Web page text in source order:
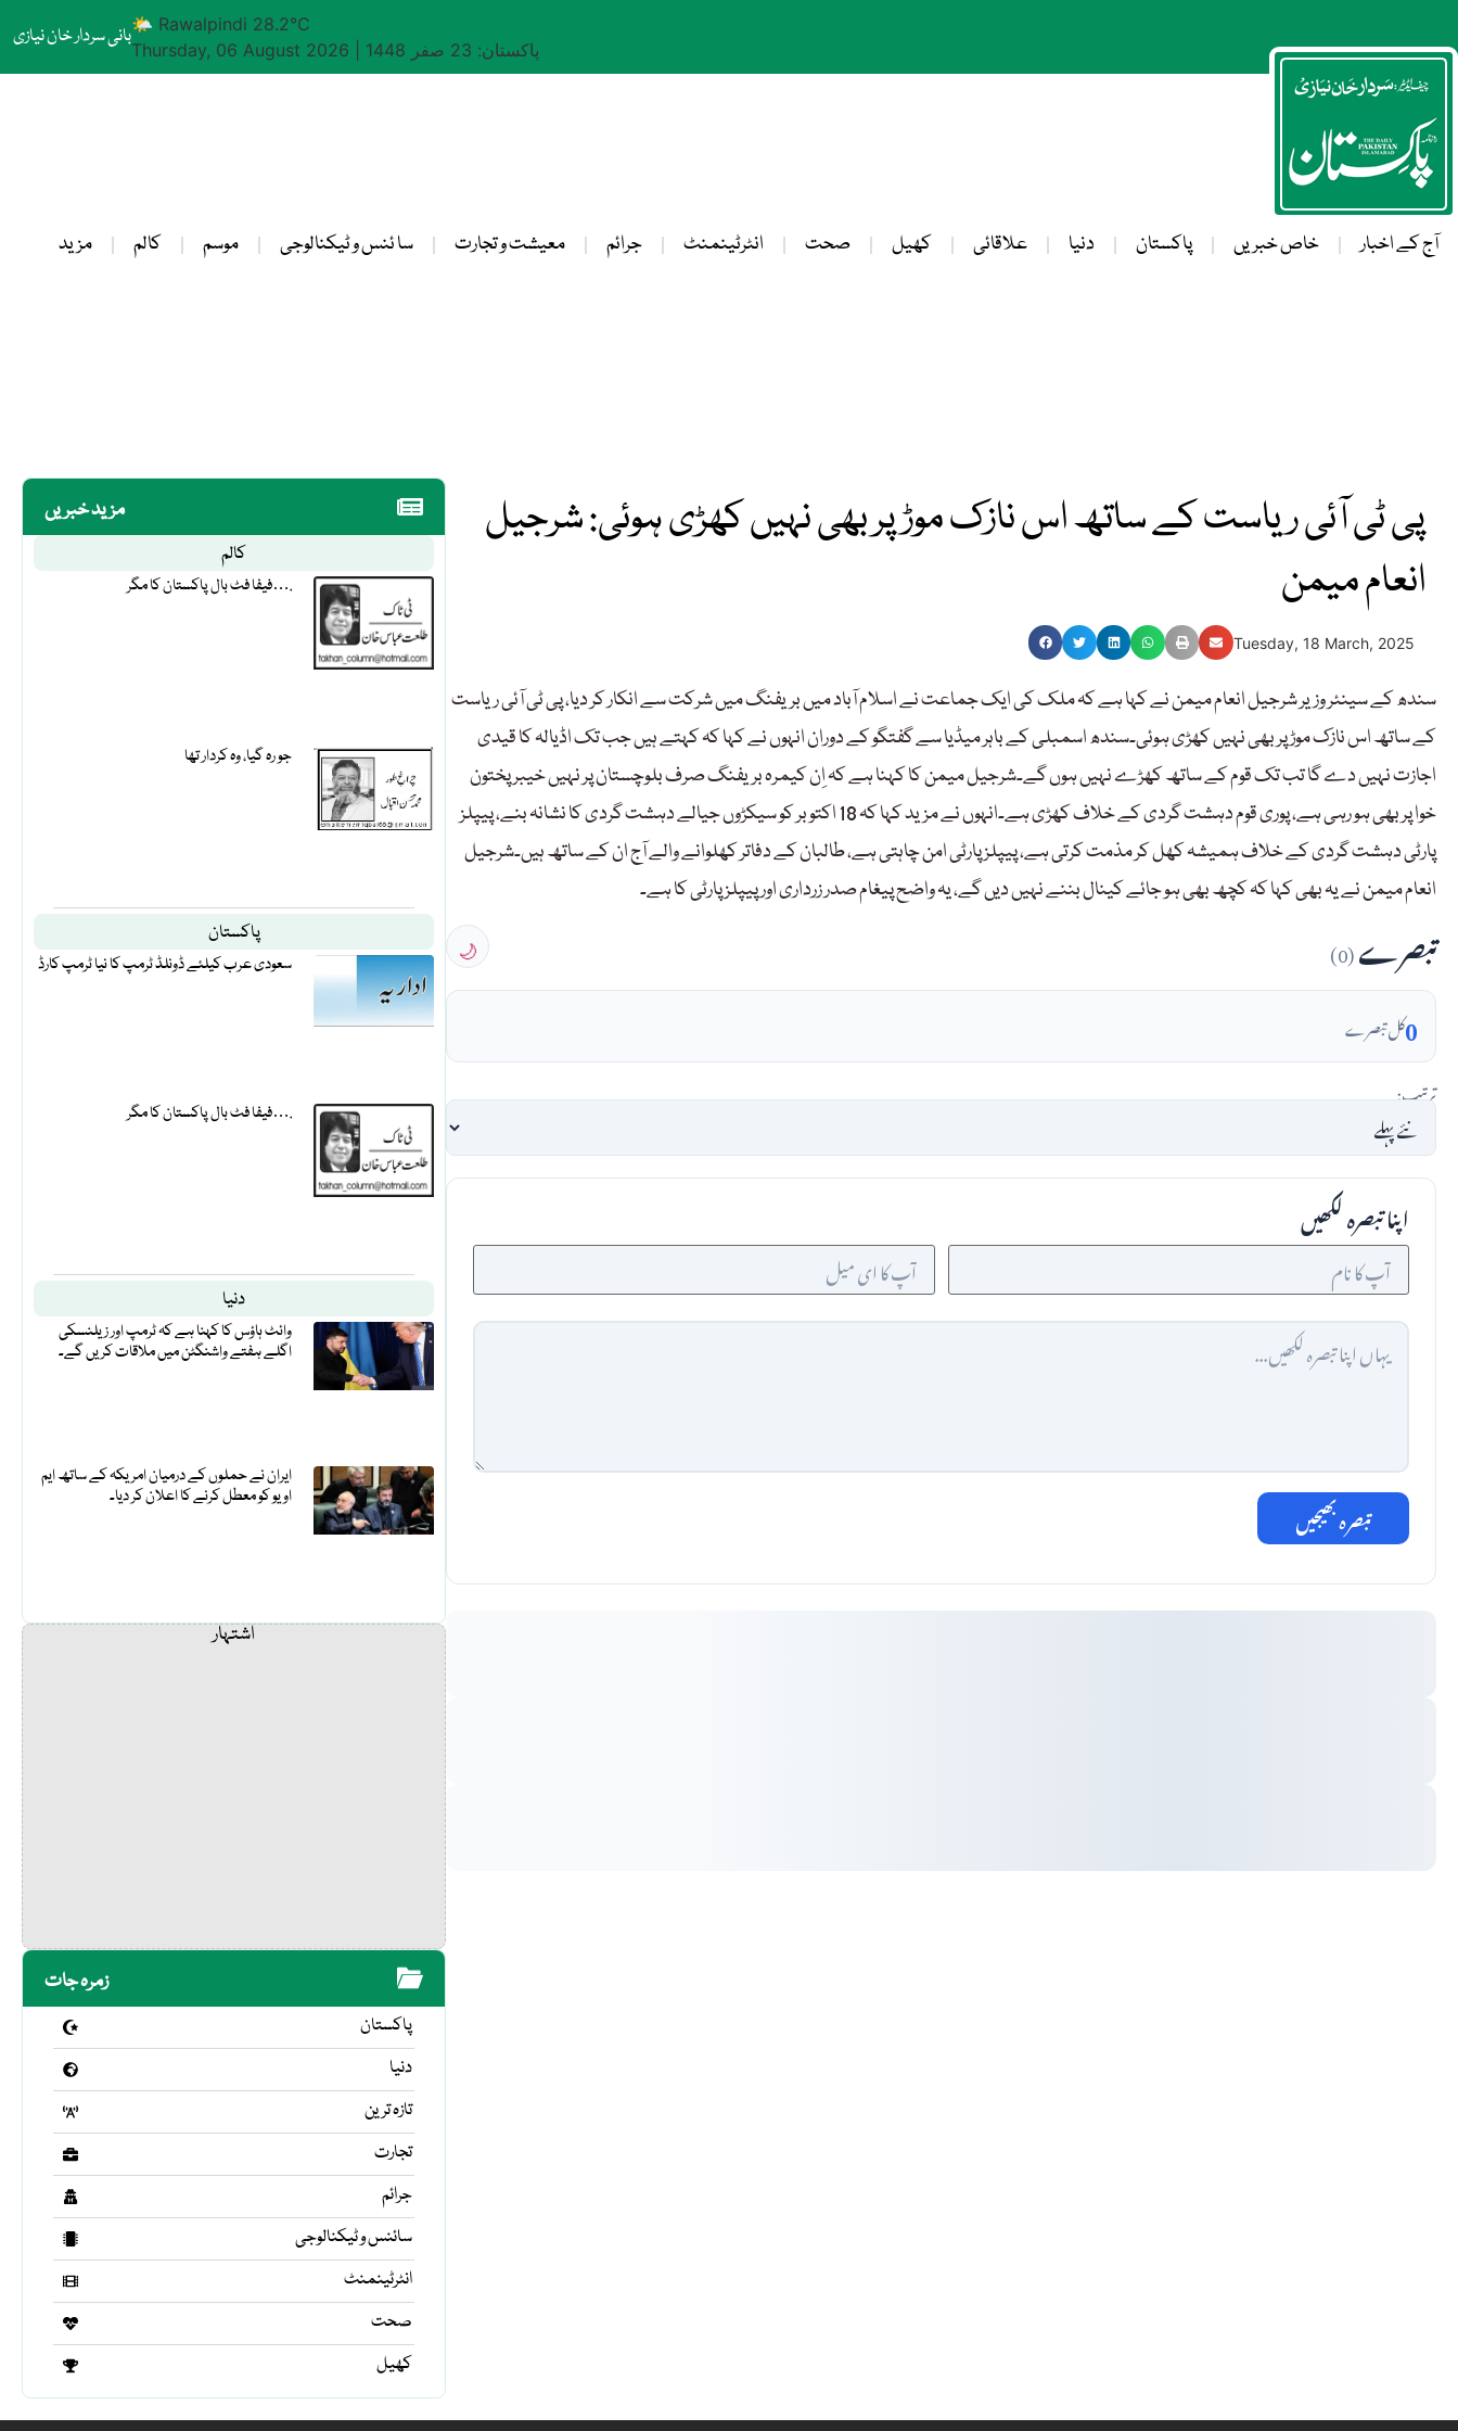
بانی سردار خان نیازی🌤 Rawalpindi 28.2°C
Thursday, 06 August 2026
پاکستان: 23 صفر 1448
آج کے اخبار خاص خبریں پاکستان دنیا علاقائی کھیل صحت انٹرٹینمنٹ جرائم معیشت و تجارت سا ئنس و ٹیکنالوجی موسم کالم مزید
مزید خبریں
کالم
فیفا فٹ بال پاکستان کا مگر….
جو رہ گیا، وہ کردار تھا
پاکستان
سعودی عرب کیلئے ڈونلڈ ٹرمپ کا نیا ٹرمپ کارڈ
فیفا فٹ بال پاکستان کا مگر….
دنیا
وائٹ ہاؤس کا کہنا ہے کہ ٹرمپ اور زیلنسکی
اگلے ہفتے واشنگٹن میں ملاقات کریں گے۔
ایران نے حملوں کے درمیان امریکہ کے ساتھ ایم
او یو کو معطل کرنے کا اعلان کر دیا۔
اشتہار
زمرہ جات
پاکستان
دنیا
تازہ ترین
تجارت
جرائم
سائنس و ٹیکنالوجی
انٹرٹینمنٹ
صحت
کھیل
پی ٹی آئی ریاست کے ساتھ اس نازک موڑ پر بھی نہیں کھڑی ہوئی: شرجیل
انعام میمن
Tuesday, 18 March, 2025
سندھ کے سینئر وزیر شرجیل انعام میمن نے کہا ہے کہ ملک کی ایک جماعت نے اسلام آباد میں بریفنگ میں شرکت سے انکار کر دیا، پی ٹی آئی ریاست
کے ساتھ اس نازک موڑ پر بھی نہیں کھڑی ہوئی۔سندھ اسمبلی کے باہر میڈیا سے گفتگو کے دوران انہوں نے کہا کہ کہتے ہیں جب تک اڈیالہ کا قیدی
اجازت نہیں دے گا تب تک قوم کے ساتھ کھڑے نہیں ہوں گے۔شرجیل میمن کا کہنا ہے کہ اِن کیمرہ بریفنگ صرف بلوچستان پر نہیں خیبر پختون
خوا پر بھی ہو رہی ہے، پوری قوم دہشت گردی کے خلاف کھڑی ہے۔انہوں نے مزید کہا کہ 18 اکتوبر کو سیکڑوں جیالے دہشت گردی کا نشانہ بنے، پیپلز
پارٹی دہشت گردی کے خلاف ہمیشہ کھل کر مذمت کرتی ہے، پیپلز پارٹی امن چاہتی ہے، طالبان کے دفاتر کھلوانے والے آج ان کے ساتھ ہیں۔شرجیل
انعام میمن نے یہ بھی کہا کہ کچھ بھی ہو جائے کینال بننے نہیں دیں گے، یہ واضح پیغام صدر زرداری اور پیپلز پارٹی کا ہے۔
تبصرے(0)
🌙
0کل تبصرے
ترتیب:
اپنا تبصرہ لکھیں
تبصرہ بھیجیں